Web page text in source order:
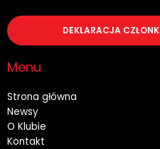
DEKLARACJA
Menu
Strona główna
Newsy
O Klubie
Kontakt